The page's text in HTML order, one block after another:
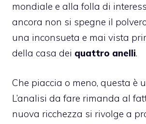
mondiale e alla folla di
ancora non si spegne il
una inconsueta e mai vista
della casa dei quattro anelli.
Che piaccia o meno, questa è
L’analisi da fare rimanda al
nuova ricchezza si rivolge a